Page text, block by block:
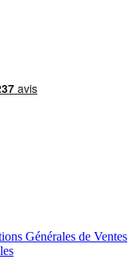
Générales de Ventes